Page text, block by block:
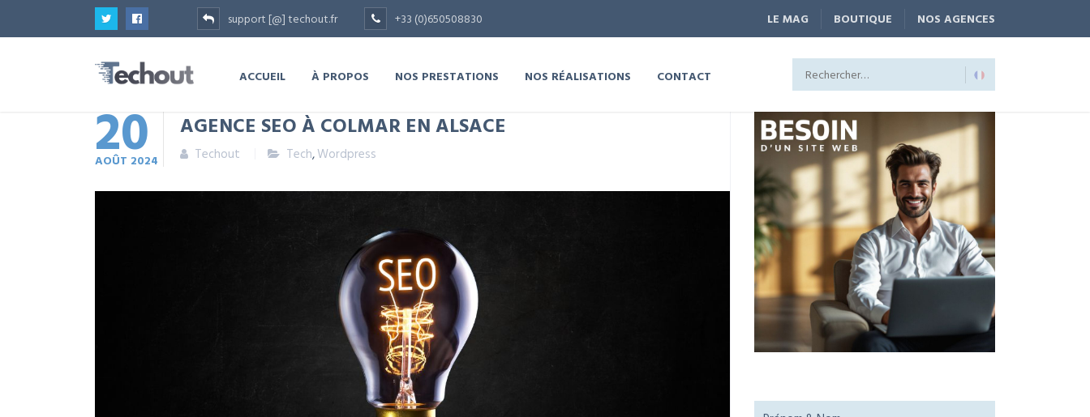
support [@] techout.fr +33 (0)650508830 LE MAG BOUTIQUE NOS AGENCES
ACCUEIL À PROPOS NOS PRESTATIONS NOS RÉALISATIONS CONTACT
20
AOÛT 2024
AGENCE SEO À COLMAR EN ALSACE
Techout Tech,Wordpress